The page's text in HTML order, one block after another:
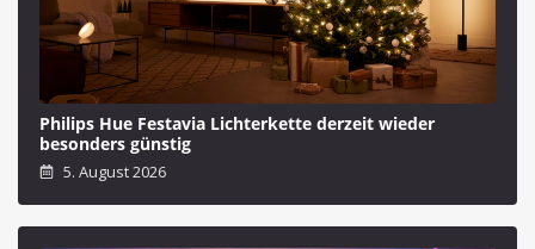
Philips Hue Festavia Lichterkette derzeit wieder
besonders günstig
5. August 2026